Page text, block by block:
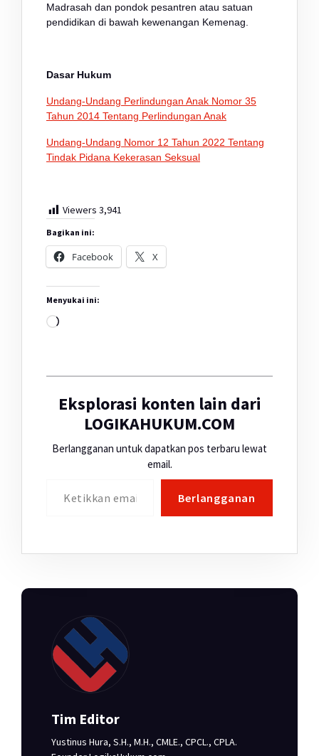
Madrasah dan pondok pesantren atau satuan
pendidikan di bawah kewenangan Kemenag.
Dasar Hukum
Undang-Undang Perlindungan Anak Nomor 35
Tahun 2014 Tentang Perlindungan Anak
Undang-Undang Nomor 12 Tahun 2022 Tentang
Tindak Pidana Kekerasan Seksual
Viewers 3,941
Bagikan ini:
Facebook X
Menyukai ini:
Memuat...
Eksplorasi konten lain dari
LOGIKAHUKUM.COM
Berlangganan untuk dapatkan pos terbaru lewat
email.
Berlangganan
Tim Editor
Yustinus Hura, S.H., M.H., CMLE., CPCL., CPLA.